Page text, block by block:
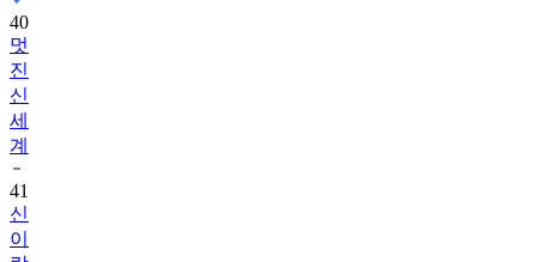
40
멋
진
신
세
계
41
신
이